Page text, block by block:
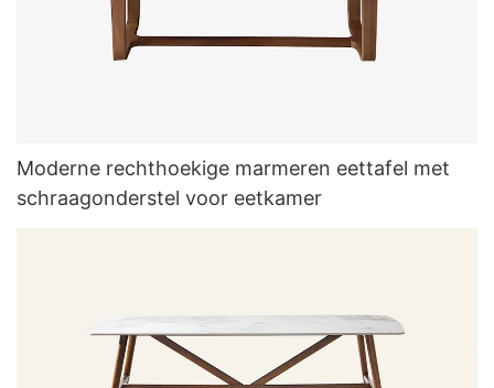
Moderne rechthoekige marmeren eettafel met
schraagonderstel voor eetkamer